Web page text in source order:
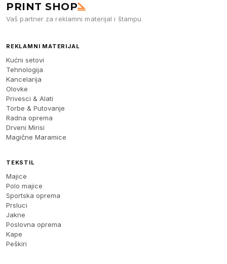
PRINT SHOP
Vaš partner za reklamni materijal i štampu
REKLAMNI MATERIJAL
Kućni setovi
Tehnologija
Kancelarija
Olovke
Privesci & Alati
Torbe & Putovanje
Radna oprema
Drveni Mirisi
Magične Maramice
TEKSTIL
Majice
Polo majice
Sportska oprema
Prsluci
Jakne
Poslovna oprema
Kape
Peškiri